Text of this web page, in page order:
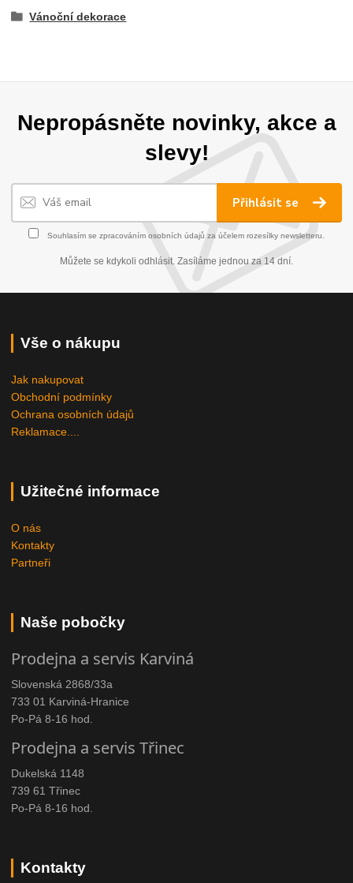
Vánoční dekorace
Nepropásněte novinky, akce a
slevy!
Přihlásit se
Souhlasím se zpracováním osobních údajů za účelem rozesílky newsletteru.
Můžete se kdykoli odhlásit. Zasíláme jednou za 14 dní.
Vše o nákupu
Jak nakupovat
Obchodní podmínky
Ochrana osobních údajů
Reklamace....
Užitečné informace
O nás
Kontakty
Partneři
Naše pobočky
Prodejna a servis Karviná
Slovenská 2868/33a
733 01 Karviná-Hranice
Po-Pá 8-16 hod.
Prodejna a servis Třinec
Dukelská 1148
739 61 Třinec
Po-Pá 8-16 hod.
Kontakty